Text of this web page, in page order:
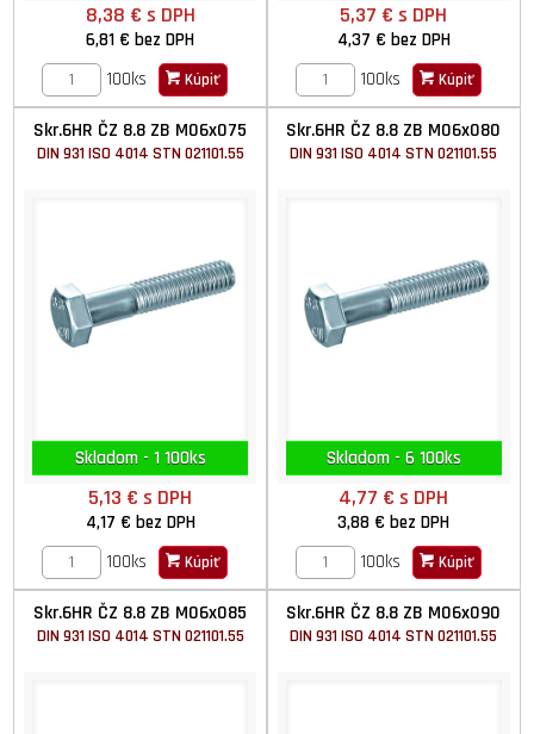
8,38 € s DPH
6,81 €bez DPH
100ks
Kúpiť
5,37 €s DPH
4,37 € bez DPH
100ks
Kúpiť
Skr.6HR ČZ 8.8 ZB M06x075
DIN 931 ISO 4014 STN 021101.55
Skladom - 1 100ks
5,13 €s DPH
4,17 € bez DPH
100ks
Kúpiť
Skr.6HR ČZ 8.8 ZB M06x080
DIN 931 ISO 4014 STN 021101.55
Skladom - 6 100ks
4,77 €s DPH
3,88 €bez DPH
100ks
Kúpiť
Skr.6HR ČZ 8.8 ZB M06x085
DIN 931 ISO 4014 STN 021101.55
Skr.6HR ČZ 8.8 ZB M06x090
DIN 931 ISO 4014 STN 021101.55